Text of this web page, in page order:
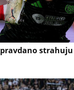
strahuju